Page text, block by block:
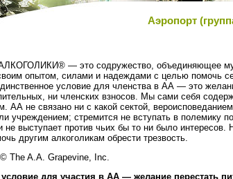
Аэропорт
— это содружество, объединяющее
опытом, силами и надеждами с целью помочь
условие для членства в АА — это
ни членских взносов. Мы сами себя
АА не связано ни с какой сектой,
учреждением; стремится не вступать в полемику
не выступает против чьих бы то ни было
другим алкоголикам обрести трезвость.
The A.A. Grapevine, Inc.
для участия в АА — желание перестать